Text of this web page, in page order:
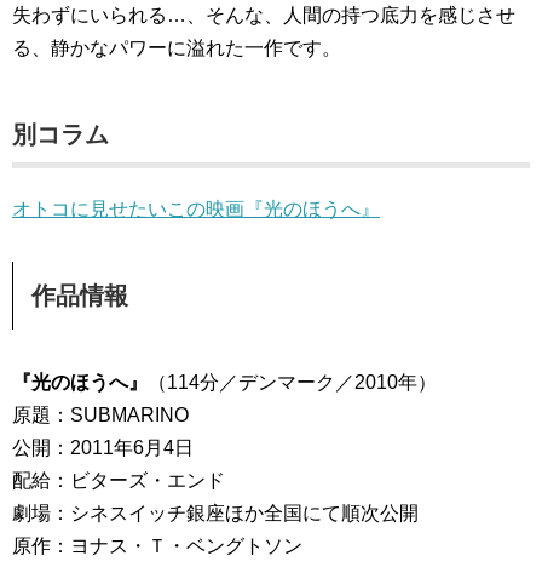
失わずにいられる…、そんな、人間の持つ底力を感じさせ
る、静かなパワーに溢れた一作です。
別コラム
オトコに見せたいこの映画『光のほうへ』
作品情報
『光のほうへ』
（114分／デンマーク／2010年）
原題：SUBMARINO
公開：2011年6月4日
配給：ビターズ・エンド
劇場：シネスイッチ銀座ほか全国にて順次公開
原作：ヨナス・Ｔ・ベングトソン